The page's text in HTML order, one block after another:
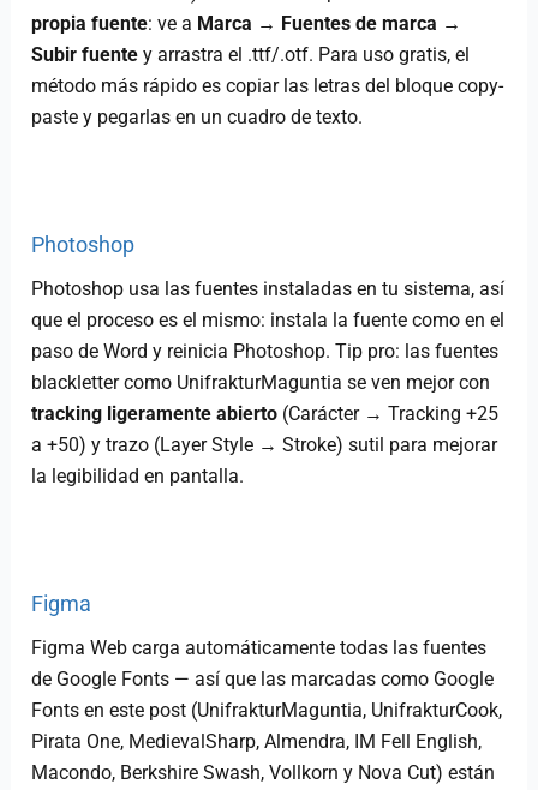
propia fuente: ve a Marca → Fuentes de marca →
Subir fuente y arrastra el .ttf/.otf. Para uso gratis, el
método más rápido es copiar las letras del bloque copy-
paste y pegarlas en un cuadro de texto.
Photoshop
Photoshop usa las fuentes instaladas en tu sistema, así
que el proceso es el mismo: instala la fuente como en el
paso de Word y reinicia Photoshop. Tip pro: las fuentes
blackletter como UnifrakturMaguntia se ven mejor con
tracking ligeramente abierto (Carácter → Tracking +25
a +50) y trazo (Layer Style → Stroke) sutil para mejorar
la legibilidad en pantalla.
Figma
Figma Web carga automáticamente todas las fuentes
de Google Fonts — así que las marcadas como Google
Fonts en este post (UnifrakturMaguntia, UnifrakturCook,
Pirata One, MedievalSharp, Almendra, IM Fell English,
Macondo, Berkshire Swash, Vollkorn y Nova Cut) están